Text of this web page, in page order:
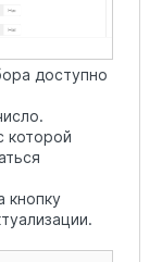
доступно
которой
кнопку